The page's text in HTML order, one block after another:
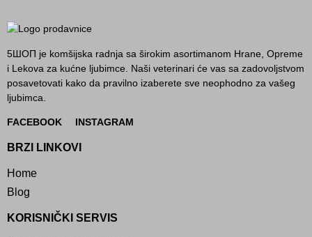
5ШОП je komšijska radnja sa širokim asortimanom Hrane, Opreme
i Lekova za kućne ljubimce. Naši veterinari će vas sa zadovoljstvom
posavetovati kako da pravilno izaberete sve neophodno za vašeg
ljubimca.
FACEBOOK INSTAGRAM
BRZI LINKOVI
Home
Blog
KORISNIČKI SERVIS